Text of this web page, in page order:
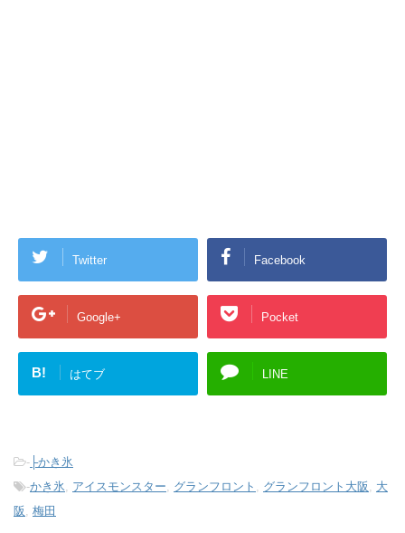
Twitter Facebook
Google+ Pocket
B! はてブ LINE
- ├かき氷
-かき氷, アイスモンスター, グランフロント , グランフロント大阪 , 大
阪 , 梅田